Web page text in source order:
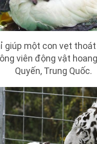
giúp một con vẹt
viên động vật
Quyến, Trung Quốc.